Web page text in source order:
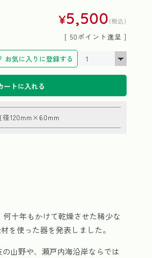
¥5,500 税込
[ 50ポイント進呈 ]
お気に入りに登録する
ートに入れる
径120mm×60mm
十年もかけて乾燥させた稀少な
を使った器を発表しました。
山野や、瀬戸内海沿岸ならでは